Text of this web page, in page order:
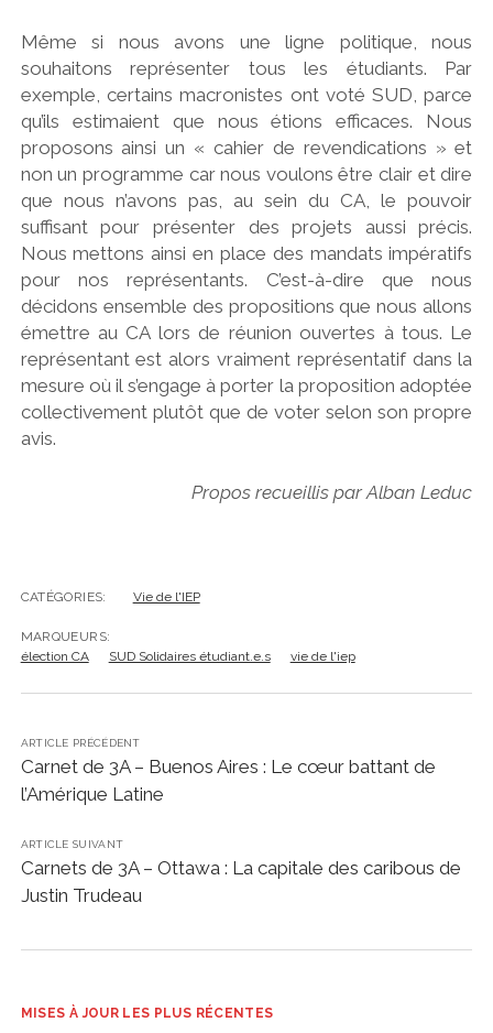
Même si nous avons une ligne politique, nous
souhaitons représenter tous les étudiants. Par
exemple, certains macronistes ont voté SUD, parce
qu’ils estimaient que nous étions efficaces. Nous
proposons ainsi un « cahier de revendications » et
non un programme car nous voulons être clair et dire
que nous n’avons pas, au sein du CA, le pouvoir
suffisant pour présenter des projets aussi précis.
Nous mettons ainsi en place des mandats impératifs
pour nos représentants. C’est-à-dire que nous
décidons ensemble des propositions que nous allons
émettre au CA lors de réunion ouvertes à tous. Le
représentant est alors vraiment représentatif dans la
mesure où il s’engage à porter la proposition adoptée
collectivement plutôt que de voter selon son propre
avis.
Propos recueillis par Alban Leduc
CATÉGORIES: Vie de l'IEP
MARQUEURS:
élection CA
SUD Solidaires étudiant.e.s vie de l'iep
ARTICLE PRÉCÉDENT
Carnet de 3A – Buenos Aires : Le cœur battant de
l’Amérique Latine
ARTICLE SUIVANT
Carnets de 3A – Ottawa : La capitale des caribous de
Justin Trudeau
MISES À JOUR LES PLUS RÉCENTES